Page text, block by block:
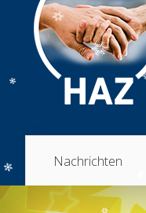
Nachrichten